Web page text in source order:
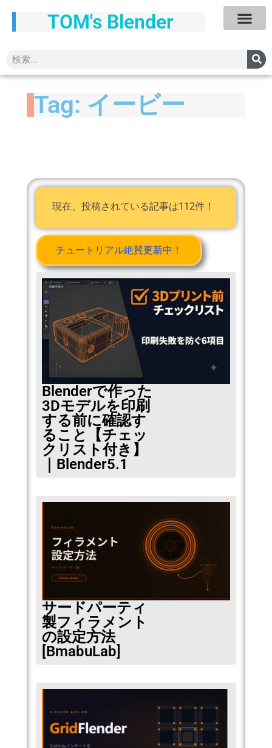
TOM's Blender
Tag: イービー
現在、投稿されている記事は112件！
チュートリアル絶賛更新中！
Blenderで作った
3Dモデルを印刷
する前に確認す
ること【チェッ
クリスト付き】
｜Blender5.1
サードパーティ
製フィラメント
の設定方法
[BmabuLab]